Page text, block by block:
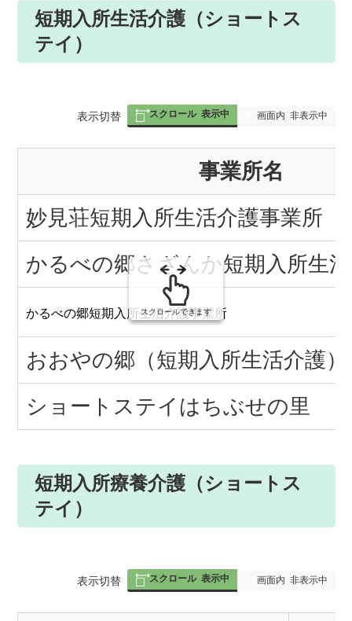
短期入所生活介護（ショートス
テイ）
表
組
の
表示切替 スクロール 表示中 画面内 非表示中
事業所名
妙見荘短期入所生活介護事業所
かるべの郷さざんか短期入所生
かるべの郷短期入所生活介護事業所
おおやの郷（短期入所生活介護）
ショートステイはちぶせの里
スクロールできます
短期入所療養介護（ショートス
テイ）
表
組
表示切替 スクロール 表示中 画面内 非表示中